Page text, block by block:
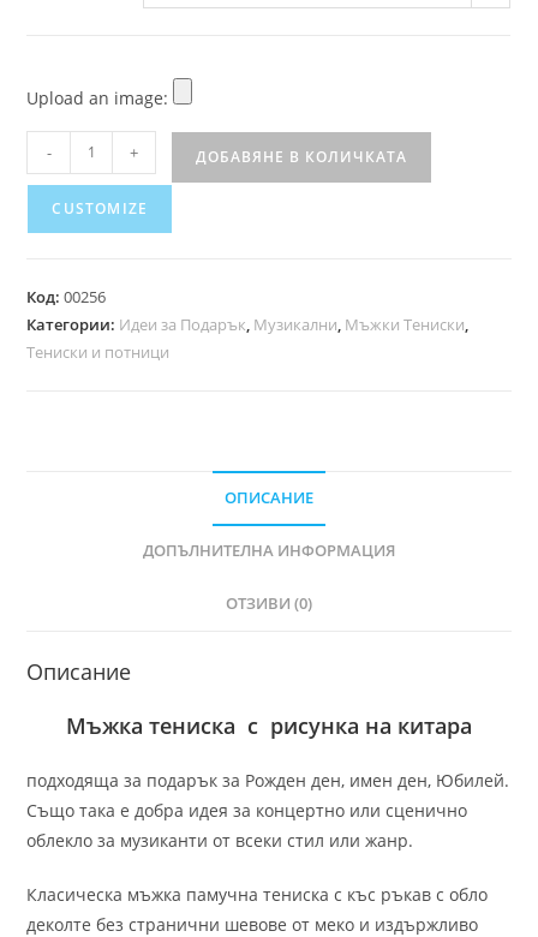
Upload an image:
- + ДОБАВЯНЕ В КОЛИЧКАТА
CUSTOMIZE
Код:00256
Категории: Идеи за Подарък, Музикални, Мъжки Тениски,
Тениски и потници
ОПИСАНИЕ
ДОПЪЛНИТЕЛНА ИНФОРМАЦИЯ
ОТЗИВИ (0)
Описание
Мъжка тениска с рисунка на китара
подходяща за подарък за Рожден ден, имен ден, Юбилей.
Също така е добра идея за концертно или сценично
облекло за музиканти от всеки стил или жанр.
Класическа мъжка памучна тениска с къс ръкав с обло
деколте без странични шевове от меко и издържливо